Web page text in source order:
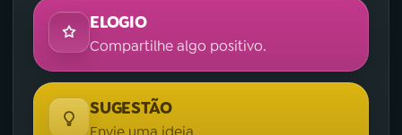
ELOGIO
Compartilhe algo positivo.
SUGESTÃO